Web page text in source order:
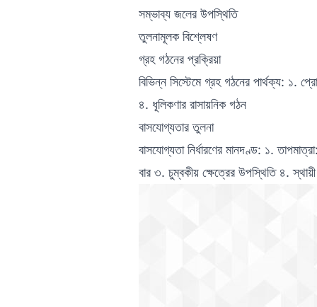
সম্ভাব্য জলের উপস্থিতি
তুলনামূলক বিশ্লেষণ
গ্রহ গঠনের প্রক্রিয়া
বিভিন্ন সিস্টেমে গ্রহ গঠনের পার্থক্য: ১.
৪. ধূলিকণার রাসায়নিক গঠন
বাসযোগ্যতার তুলনা
বাসযোগ্যতা নির্ধারণের মানদণ্ড: ১.
বার ৩. চুম্বকীয় ক্ষেত্রের উপস্থিতি ৪.